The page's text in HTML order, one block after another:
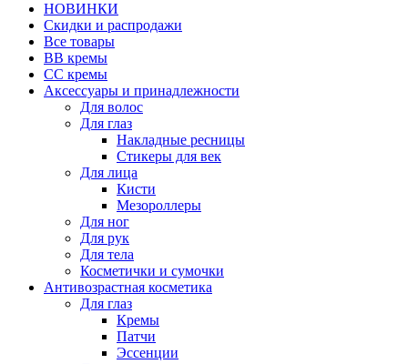
НОВИНКИ
Скидки и распродажи
Все товары
BB кремы
CC кремы
Аксессуары и принадлежности
Для волос
Для глаз
Накладные ресницы
Стикеры для век
Для лица
Кисти
Мезороллеры
Для ног
Для рук
Для тела
Косметички и сумочки
Антивозрастная косметика
Для глаз
Кремы
Патчи
Эссенции